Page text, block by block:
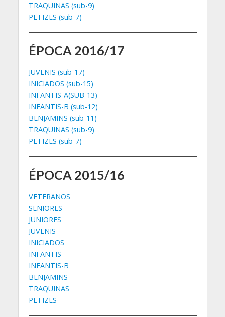
TRAQUINAS (sub-9)
PETIZES (sub-7)
ÉPOCA 2016/17
JUVENIS (sub-17)
INICIADOS (sub-15)
INFANTIS-A(SUB-13)
INFANTIS-B (sub-12)
BENJAMINS (sub-11)
TRAQUINAS (sub-9)
PETIZES (sub-7)
ÉPOCA 2015/16
VETERANOS
SENIORES
JUNIORES
JUVENIS
INICIADOS
INFANTIS
INFANTIS-B
BENJAMINS
TRAQUINAS
PETIZES